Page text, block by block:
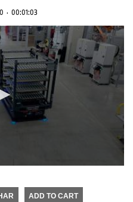
· 00:01:03
ADD TO CART